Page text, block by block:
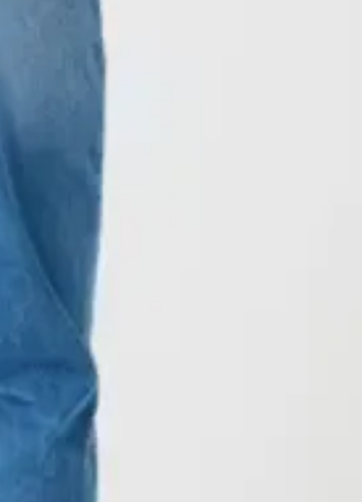
courriels au sujet de notre boutique, de nouveaux
produits, de soldes et d’autres mises à jour.